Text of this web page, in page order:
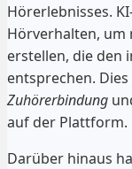
Hörerlebnisses.
Hörverhalten, um
erstellen, die den
entsprechen.
Zuhörerbindung
auf der Plattform.
Darüber hinaus